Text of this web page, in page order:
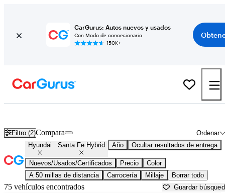
CarGurus: Autos nuevos y usados
Con Modo de concesionario
150K+
Filtro (2) Ordenar
Compara
Hyundai Santa Fe Hybrid Año Ocultar resultados de entrega
Nuevos/Usados/Certificados Precio
Color
A 50 millas de distancia
Carrocería Millaje Borrar todo
75 vehículos encontrados Guardar